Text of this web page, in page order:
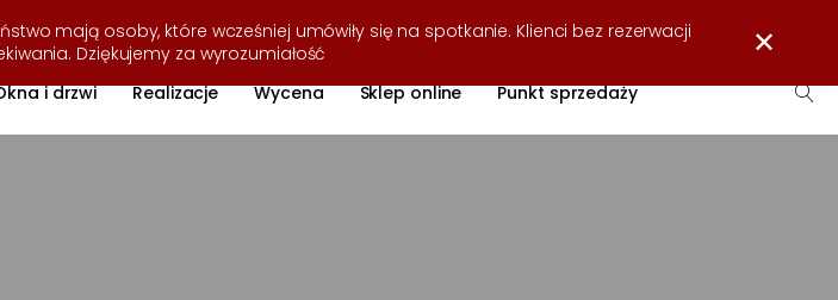
Strefa wiedzy O firmie Współpraca Kontakt
i drzwi Realizacje Wycena Sklep online Punkt sprzedaży
mają osoby, które wcześniej umówiły się na spotkanie. Klienci bez rezerwacji
Dziękujemy za wyrozumiałość
✕